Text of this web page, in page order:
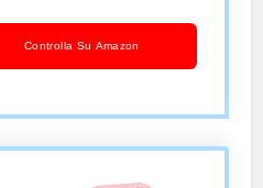
Fitness Tracker
Controlla Su Amazon